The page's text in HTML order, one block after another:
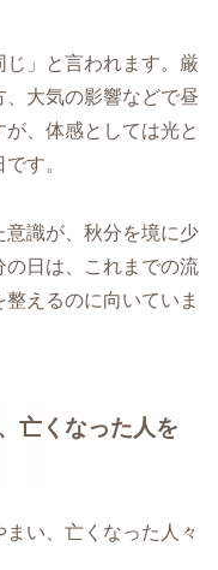
じ」と言われます。厳
大気の影響などで昼
、体感としては光と
す。
識が、秋分を境に少
の日は、これまでの流
えるのに向いていま
亡くなった人を
い、亡くなった人々